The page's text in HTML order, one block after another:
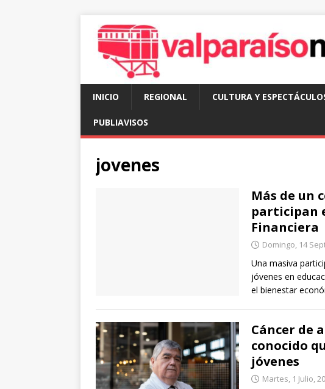
INICIO REGIONAL CULTURA Y
PUBLIAVISOS
jovenes
Más de un
participan
Financiera
Domingo, 14
Una masiva
jóvenes en
el bienestar
Cáncer de
conocido
jóvenes
Martes, 1 Julio,